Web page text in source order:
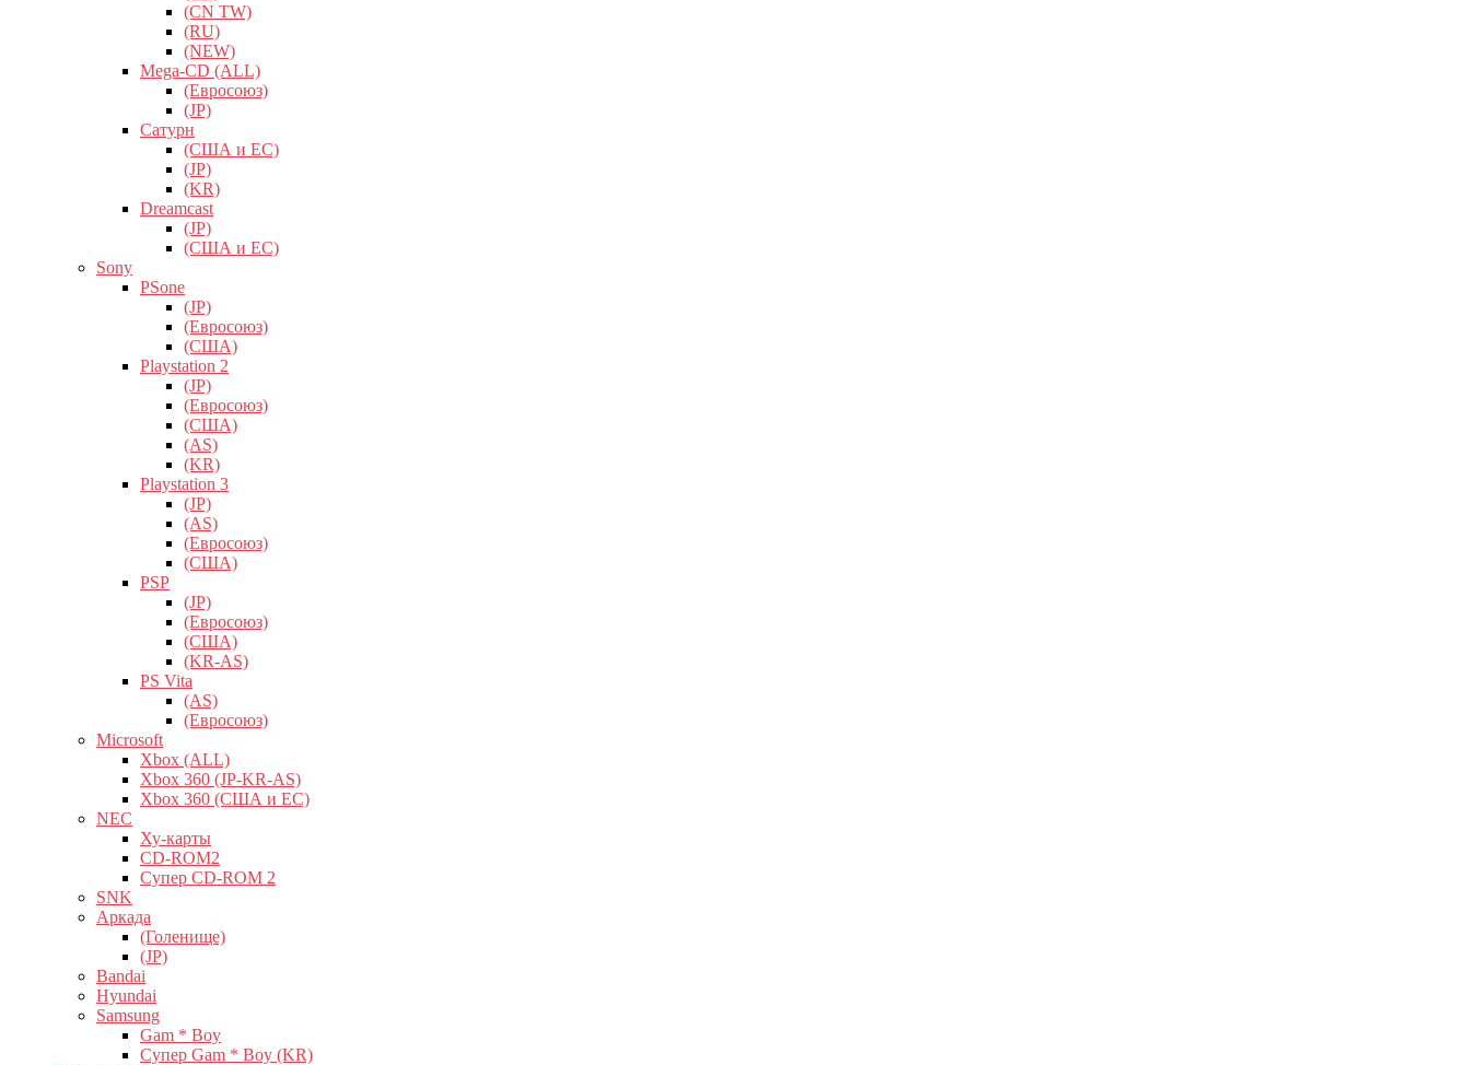
(CN TW)
(RU)
(NEW)
Mega-CD (ALL)
(Евросоюз)
(JP)
Сатурн
(США и ЕС)
(JP)
(KR)
Dreamcast
(JP)
(США и ЕС)
Sony
PSone
(JP)
(Евросоюз)
(США)
Playstation 2
(JP)
(Евросоюз)
(США)
(AS)
(KR)
Playstation 3
(JP)
(AS)
(Евросоюз)
(США)
PSP
(JP)
(Евросоюз)
(США)
(KR-AS)
PS Vita
(AS)
(Евросоюз)
Microsoft
Xbox (ALL)
Xbox 360 (JP-KR-AS)
Xbox 360 (США и ЕС)
NEC
Ху-карты
CD-ROM2
Супер CD-ROM 2
SNK
Аркада
(Голенище)
(JP)
Bandai
Hyundai
Samsung
Gam * Boy
Супер Gam * Boy (KR)